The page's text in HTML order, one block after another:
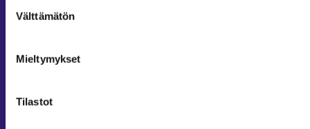
valinta
Välttämätön
Mieltymykset
Tilastot
TilisanomatLIVE
Mediakortti
Tilaus- ja käyttöehdot